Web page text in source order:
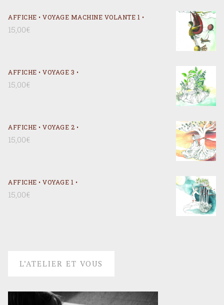
AFFICHE • VOYAGE MACHINE VOLANTE 1 •
15,00€
AFFICHE • VOYAGE 3 •
15,00€
AFFICHE • VOYAGE 2 •
15,00€
AFFICHE • VOYAGE 1 •
15,00€
L’ATELIER ET VOUS